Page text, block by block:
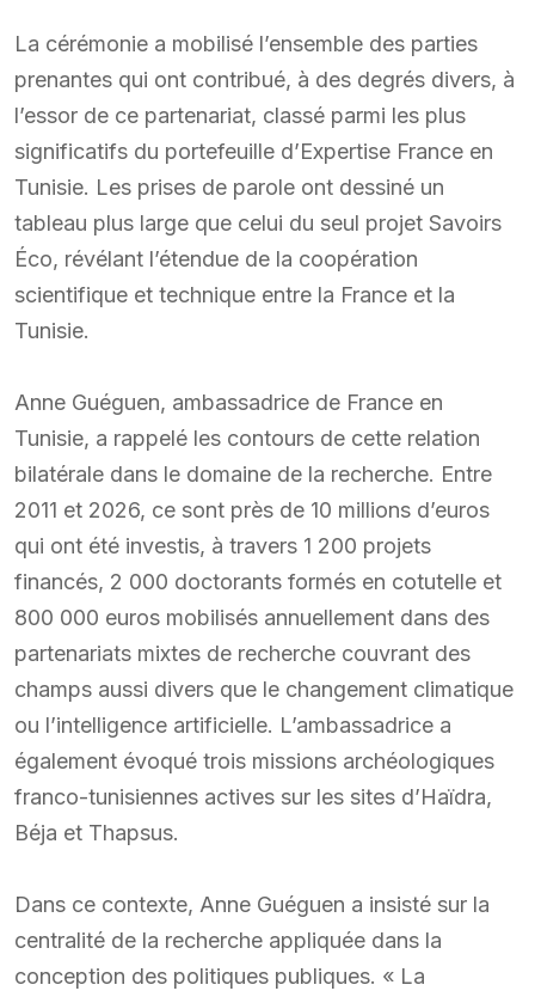
La cérémonie a mobilisé l’ensemble des parties
prenantes qui ont contribué, à des degrés divers, à
l’essor de ce partenariat, classé parmi les plus
significatifs du portefeuille d’Expertise France en
Tunisie. Les prises de parole ont dessiné un
tableau plus large que celui du seul projet Savoirs
Éco, révélant l’étendue de la coopération
scientifique et technique entre la France et la
Tunisie.
Anne Guéguen, ambassadrice de France en
Tunisie, a rappelé les contours de cette relation
bilatérale dans le domaine de la recherche. Entre
2011 et 2026, ce sont près de 10 millions d’euros
qui ont été investis, à travers 1 200 projets
financés, 2 000 doctorants formés en cotutelle et
800 000 euros mobilisés annuellement dans des
partenariats mixtes de recherche couvrant des
champs aussi divers que le changement climatique
ou l’intelligence artificielle. L’ambassadrice a
également évoqué trois missions archéologiques
franco-tunisiennes actives sur les sites d’Haïdra,
Béja et Thapsus.
Dans ce contexte, Anne Guéguen a insisté sur la
centralité de la recherche appliquée dans la
conception des politiques publiques. « La